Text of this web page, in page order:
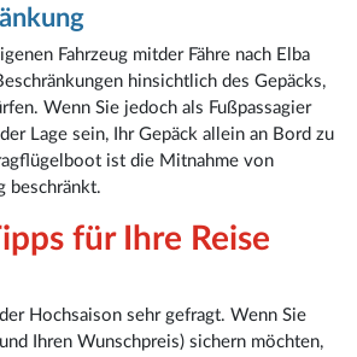
Fahrzeug mitder Fähre nach Elba
hinsichtlich des Gepäcks,
Wenn Sie jedoch als Fußpassagier
Lage sein, Ihr Gepäck allein an Bord zu
ist die Mitnahme von
beschränkt.
für Ihre Reise
Hochsaison sehr gefragt. Wenn Sie
Ihren Wunschpreis) sichern möchten,